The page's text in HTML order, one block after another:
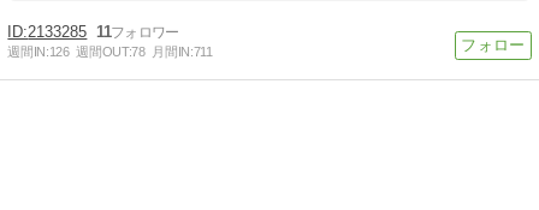
2133285 11
週間IN:126 週間OUT:78 月間IN:711